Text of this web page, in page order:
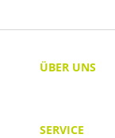
ÜBER UNS
SERVICE